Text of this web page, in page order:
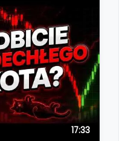
17:33